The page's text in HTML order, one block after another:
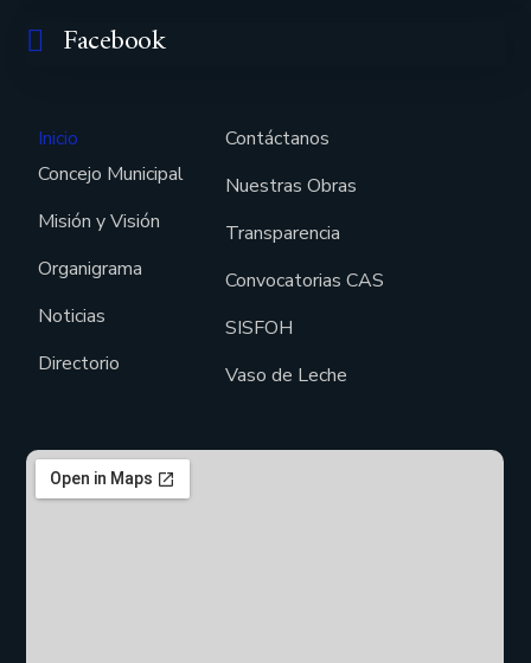
Facebook
Inicio
Concejo Municipal
Misión y Visión
Organigrama
Noticias
Directorio
Contáctanos
Nuestras Obras
Transparencia
Convocatorias CAS
SISFOH
Vaso de Leche